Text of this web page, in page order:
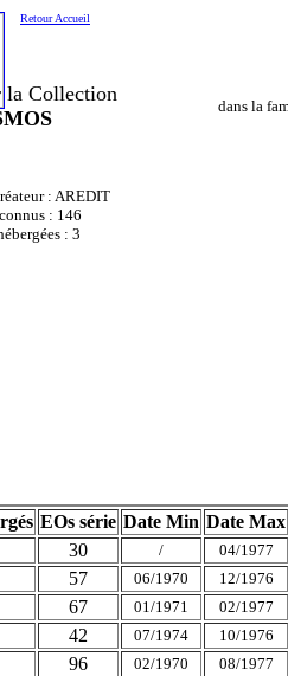
la Collection
dans la
: AREDIT
: 146
: 3
EOs série Date Min Date Max
30 / 04/1977
57 06/1970 12/1976
67 01/1971 02/1977
42 07/1974 10/1976
96 02/1970 08/1977
Retour Accueil